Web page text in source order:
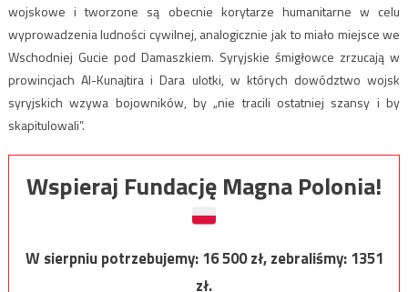
wojskowe i tworzone są obecnie korytarze humanitarne w celu
wyprowadzenia ludności cywilnej, analogicznie jak to miało miejsce we
Wschodniej Gucie pod Damaszkiem. Syryjskie śmigłowce zrzucają w
prowincjach Al-Kunajtira i Dara ulotki, w których dowództwo wojsk
syryjskich wzywa bojowników, by „nie tracili ostatniej szansy i by
skapitulowali”.
Wspieraj Fundację Magna Polonia!
W sierpniu potrzebujemy:16 500zł, zebraliśmy:1351
zł.